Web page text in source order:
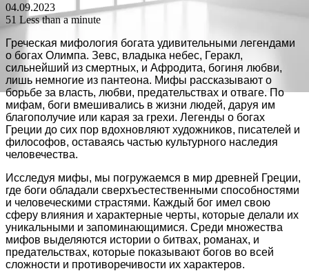
04.09.2023
51 Less than a minute
Греческая мифология богата удивительными легендами
о богах Олимпа. Зевс, владыка небес, Геракл,
сильнейший из смертных, и Афродита, богиня любви,
лишь немногие из пантеона. Мифы рассказывают о
борьбе за власть, любви, предательствах и отваге. По
мифам, боги вмешивались в жизни людей, даруя им
благополучие или карая за грехи. Легенды о богах
Греции до сих пор вдохновляют художников, писателей и
философов, оставаясь частью культурного наследия
человечества.
Исследуя мифы, мы погружаемся в мир древней Греции,
где боги обладали сверхъестественными способностями
и человеческими страстями. Каждый бог имел свою
сферу влияния и характерные черты, которые делали их
уникальными и запоминающимися. Среди множества
мифов выделяются истории о битвах, романах, и
предательствах, которые показывают богов во всей
сложности и противоречивости их характеров.